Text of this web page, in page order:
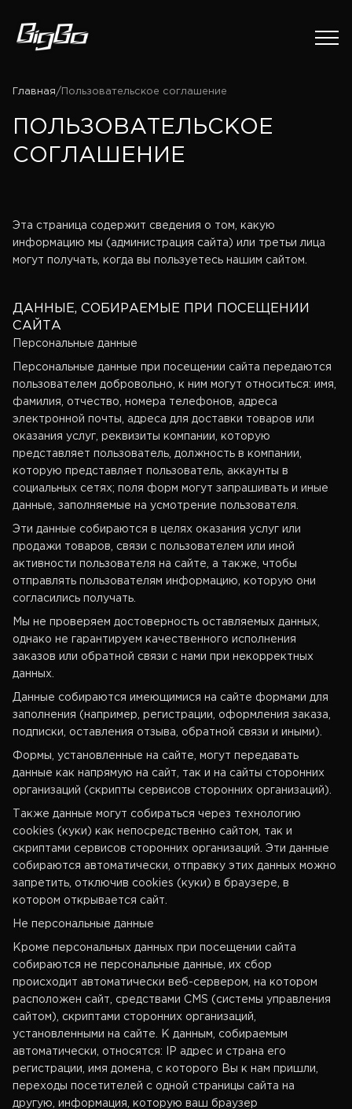
Главная/ Пользовательское соглашение
ПОЛЬЗОВАТЕЛЬСКОЕ
СОГЛАШЕНИЕ
Эта страница содержит сведения о том, какую
информацию мы (администрация сайта) или третьи лица
могут получать, когда вы пользуетесь нашим сайтом.
ДАННЫЕ, СОБИРАЕМЫЕ ПРИ ПОСЕЩЕНИИ
САЙТА
Персональные данные
Персональные данные при посещении сайта передаются
пользователем добровольно, к ним могут относиться: имя,
фамилия, отчество, номера телефонов, адреса
электронной почты, адреса для доставки товаров или
оказания услуг, реквизиты компании, которую
представляет пользователь, должность в компании,
которую представляет пользователь, аккаунты в
социальных сетях; поля форм могут запрашивать и иные
данные, заполняемые на усмотрение пользователя.
Эти данные собираются в целях оказания услуг или
продажи товаров, связи с пользователем или иной
активности пользователя на сайте, а также, чтобы
отправлять пользователям информацию, которую они
согласились получать.
Мы не проверяем достоверность оставляемых данных,
однако не гарантируем качественного исполнения
заказов или обратной связи с нами при некорректных
данных.
Данные собираются имеющимися на сайте формами для
заполнения (например, регистрации, оформления заказа,
подписки, оставления отзыва, обратной связи и иными).
Формы, установленные на сайте, могут передавать
данные как напрямую на сайт, так и на сайты сторонних
организаций (скрипты сервисов сторонних организаций).
Также данные могут собираться через технологию
cookies (куки) как непосредственно сайтом, так и
скриптами сервисов сторонних организаций. Эти данные
собираются автоматически, отправку этих данных можно
запретить, отключив cookies (куки) в браузере, в
котором открывается сайт.
Не персональные данные
Кроме персональных данных при посещении сайта
собираются не персональные данные, их сбор
происходит автоматически веб-сервером, на котором
расположен сайт, средствами CMS (системы управления
сайтом), скриптами сторонних организаций,
установленными на сайте. К данным, собираемым
автоматически, относятся: IP адрес и страна его
регистрации, имя домена, с которого Вы к нам пришли,
переходы посетителей с одной страницы сайта на
другую, информация, которую ваш браузер